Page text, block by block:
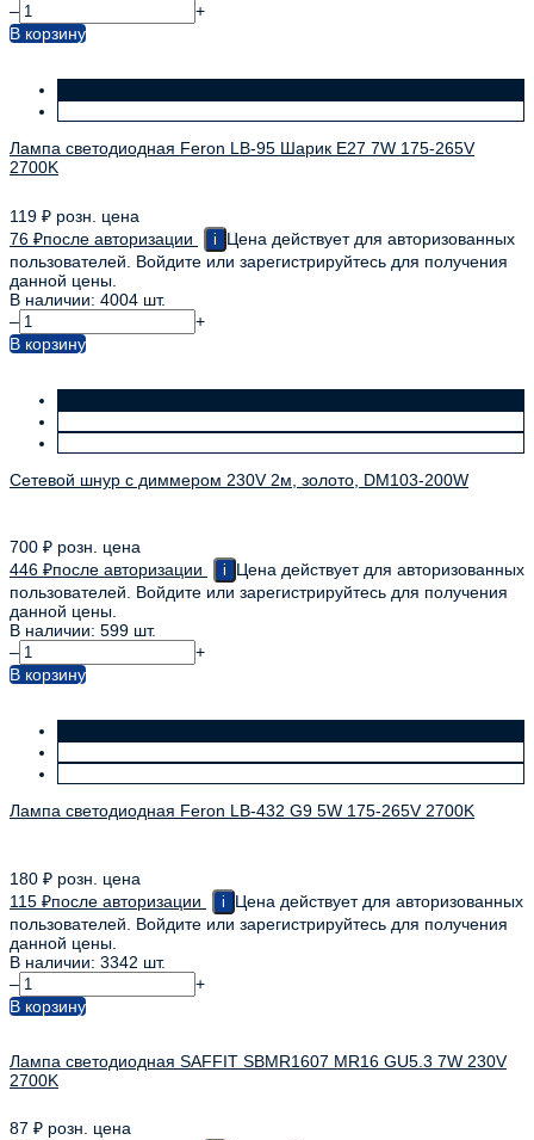
–
+
В корзину
Лампа светодиодная Feron LB-95 Шарик E27 7W 175-265V
2700K
119 ₽ розн. цена
76 ₽после авторизации i
Цена действует для авторизованных
пользователей. Войдите или зарегистрируйтесь для получения
данной цены.
В наличии: 4004 шт.
–
+
В корзину
Сетевой шнур с диммером 230V 2м, золото, DM103-200W
700 ₽ розн. цена
446 ₽после авторизации i
Цена действует для авторизованных
пользователей. Войдите или зарегистрируйтесь для получения
данной цены.
В наличии: 599 шт.
–
+
В корзину
Лампа светодиодная Feron LB-432 G9 5W 175-265V 2700K
180 ₽ розн. цена
115 ₽после авторизации i
Цена действует для авторизованных
пользователей. Войдите или зарегистрируйтесь для получения
данной цены.
В наличии: 3342 шт.
–
+
В корзину
Лампа светодиодная SAFFIT SBMR1607 MR16 GU5.3 7W 230V
2700K
87 ₽ розн. цена